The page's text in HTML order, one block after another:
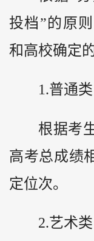
投档”的原
和高校确定
1.普通类
根据考
高考总成绩
定位次。
2.艺术类